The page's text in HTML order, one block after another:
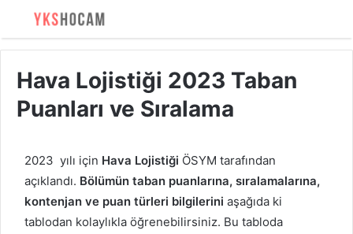
Hava Lojistiği 2023 Taban
Puanları ve Sıralama
2023 yılı için Hava Lojistiği ÖSYM tarafından
açıklandı. Bölümün taban puanlarına, sıralamalarına,
kontenjan ve puan türleri bilgilerini aşağıda ki
tablodan kolaylıkla öğrenebilirsiniz. Bu tabloda